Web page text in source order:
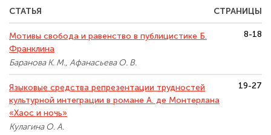
СТАТЬЯ СТРАНИЦЫ
Мотивы свобода и равенство в публицистике Б.
Франклина
Баранова К. М., Афанасьева О. В.
8-18
Языковые средства репрезентации трудностей
культурной интеграции в романе А. де Монтерлана
«Хаос и ночь»
Кулагина О. А.
19-27